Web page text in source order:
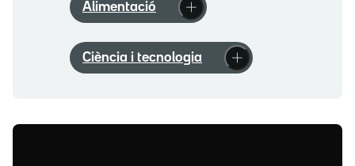
Alimentació
Ciència i tecnologia